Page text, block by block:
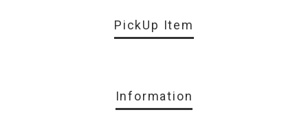
PickUp Item
Information